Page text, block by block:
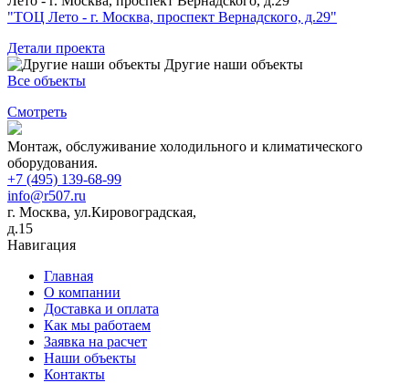
"ТОЦ Лето - г. Москва, проспект Вернадского, д.29"
Детали проекта
Другие наши объекты
Все объекты
Смотреть
Монтаж, обслуживание холодильного и климатического
оборудования.
+7 (495) 139-68-99
info@r507.ru
г. Москва, ул.Кировоградская,
д.15
Навигация
Главная
О компании
Доставка и оплата
Как мы работаем
Заявка на расчет
Наши объекты
Контакты